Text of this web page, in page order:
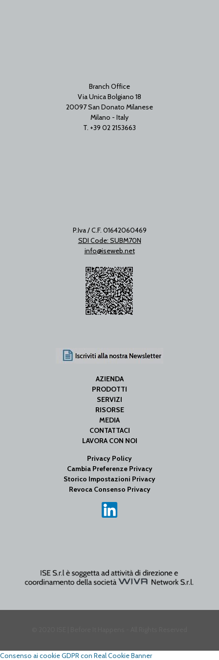
Branch Office
Via Unica Bolgiano 18
20097 San Donato Milanese
Milano - Italy
T. +39 02 2153663
P.Iva / C.F. 01642060469
SDI Code: SUBM70N
info@iseweb.net
AZIENDA
PRODOTTI
SERVIZI
RISORSE
MEDIA
CONTATTACI
LAVORA CON NOI
Privacy Policy
Cambia Preferenze Privacy
Storico Impostazioni Privacy
Revoca Consenso Privacy
Consenso ai cookie GDPR con Real Cookie Banner